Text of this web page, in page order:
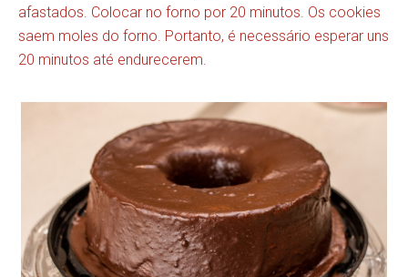
afastados. Colocar no forno por 20 minutos. Os cookies
saem moles do forno. Portanto, é necessário esperar uns
20 minutos até endurecerem.